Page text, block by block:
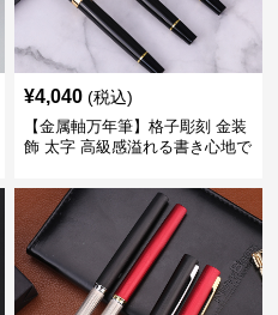
¥4,040 (税込)
【金属軸万年筆】格子彫刻 金装
飾 太字 高級感溢れる書き心地で